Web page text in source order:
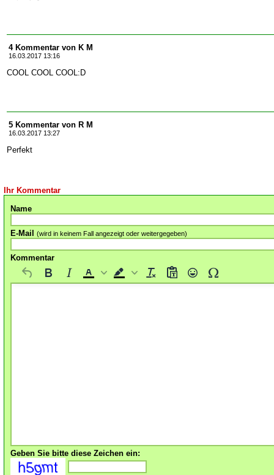
4 Kommentar von K M
16.03.2017 13:16
COOL COOL COOL:D
5 Kommentar von R M
16.03.2017 13:27
Perfekt
Ihr Kommentar
Name
E-Mail (wird in keinem Fall angezeigt oder weitergegeben)
Kommentar
Geben Sie bitte diese Zeichen ein: